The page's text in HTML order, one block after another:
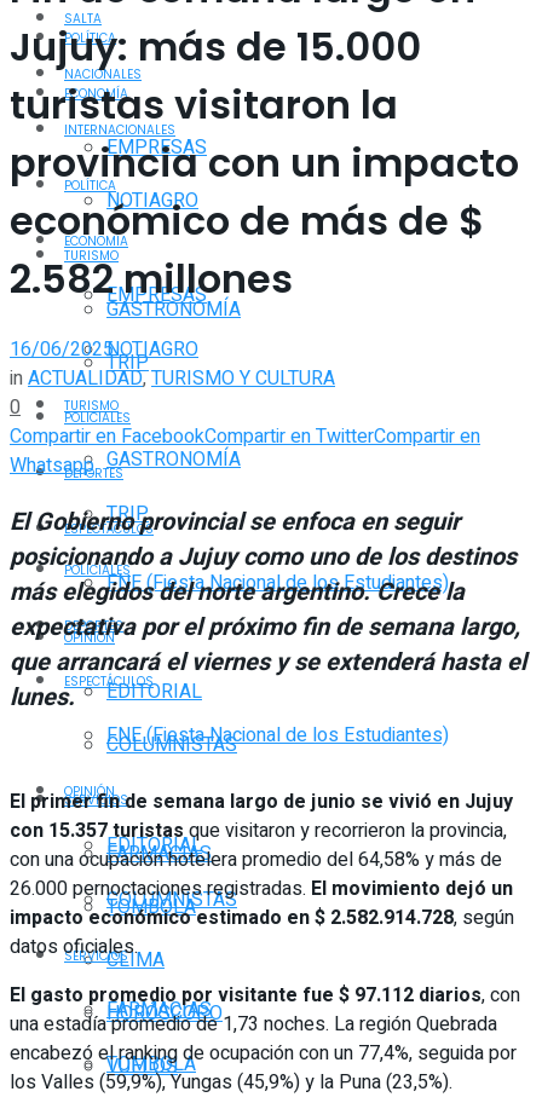
POLÍTICA
ECONOMÍA
EMPRESAS
NOTIAGRO
TURISMO
GASTRONOMÍA
TRIP
POLICIALES
DEPORTES
ESPECTÁCULOS
FNE (Fiesta Nacional de los Estudiantes)
OPINIÓN
EDITORIAL
COLUMNISTAS
SERVICIOS
FARMACIAS
TOMBOLA
CLIMA
HORÓSCOPO
VUELOS
SALTA
NACIONALES
INTERNACIONALES
POLÍTICA
ECONOMÍA
EMPRESAS
NOTIAGRO
TURISMO
GASTRONOMÍA
TRIP
POLICIALES
DEPORTES
ESPECTÁCULOS
FNE (Fiesta Nacional de los Estudiantes)
OPINIÓN
EDITORIAL
COLUMNISTAS
SERVICIOS
FARMACIAS
TOMBOLA
Jujuy: más de 15.000
turistas visitaron la
provincia con un impacto
económico de más de $
2.582 millones
16/06/2025
inACTUALIDAD,TURISMO Y CULTURA
0
Compartir en FacebookCompartir en TwitterCompartir en
Whatsapp
El Gobierno provincial se enfoca en seguir
posicionando a Jujuy como uno de los destinos
más elegidos del norte argentino. Crece la
expectativa por el próximo fin de semana largo,
que arrancará el viernes y se extenderá hasta el
lunes.
El primer fin de semana largo de junio se vivió en Jujuy
con 15.357 turistasque visitaron y recorrieron la provincia,
con una ocupación hotelera promedio del 64,58% y más de
26.000 pernoctaciones registradas. El movimiento dejó un
impacto económico estimado en $ 2.582.914.728, según
datos oficiales.
El gasto promedio por visitante fue $ 97.112 diarios, con
una estadía promedio de 1,73 noches. La región Quebrada
encabezó el ranking de ocupación con un 77,4%, seguida por
los Valles (59,9%), Yungas (45,9%) y la Puna (23,5%).